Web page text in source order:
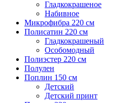
Гладкокрашеное
Набивное
Микрофибра 220 см
Полисатин 220 см
Гладкокрашеный
Особомодный
Полиэстер 220 см
Полулен
Поплин 150 см
Детский
Детский принт